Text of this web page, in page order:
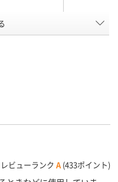
レビューランク A (433ポイント)